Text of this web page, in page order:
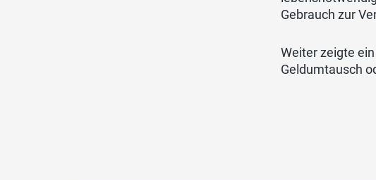
Gebrauch zur
Weiter zeigte
Geldumtausch